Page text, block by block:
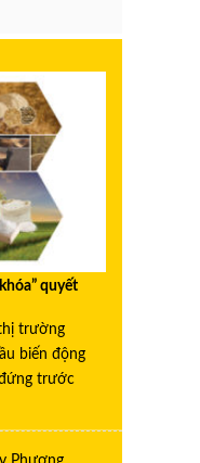
quyết
trường
biến động
trước